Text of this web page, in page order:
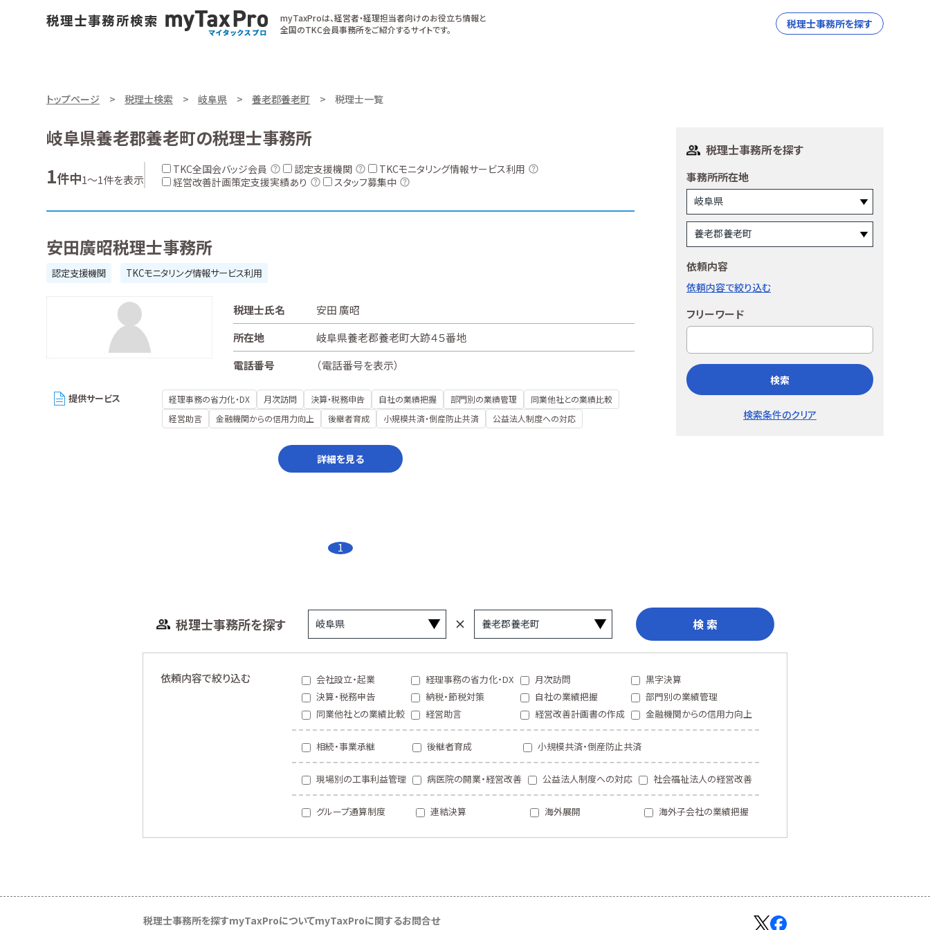
myTaxProは、経営者・経理担当者向けのお役立ち情報と
全国のTKC会員事務所をご紹介するサイトです。
税理士事務所を探す
トップページ 税理士検索 岐阜県 養老郡養老町 税理士一覧
岐阜県養老郡養老町の税理士事務所
1件中1～1件を表示
TKC全国会バッジ会員 認定支援機関
TKCモニタリング情報サービス利用
経営改善計画策定支援実績あり
スタッフ募集中
安田廣昭税理士事務所
認定支援機関 TKCモニタリング情報サービス利用
税理士氏名
安田 廣昭
所在地
岐阜県養老郡養老町大跡４５番地
電話番号
（電話番号を表示）
提供サービス 経理事務の省力化・DX 月次訪問 決算・税務申告 自社の業績把握 部門別の業績管理
同業他社との業績比較
経営助言
金融機関からの信用力向上 後継者育成 小規模共済・倒産防止共済 公益法人制度への対応
詳細を見る
1
税理士事務所を探す
事務所所在地
依頼内容
依頼内容で絞り込む
フリーワード
検索
検索条件のクリア
税理士事務所を探す 検 索
依頼内容で絞り込む 会社設立・起業 経理事務の省力化・DX 月次訪問
黒字決算
決算・税務申告
納税・節税対策 自社の業績把握
部門別の業績管理
同業他社との業績比較
経営助言 経営改善計画書の作成 金融機関からの信用力向上
相続・事業承継 後継者育成 小規模共済・倒産防止共済
現場別の工事利益管理 病医院の開業・経営改善 公益法人制度への対応 社会福祉法人の経営改善
グループ通算制度 連結決算 海外展開 海外子会社の業績把握
税理士事務所を探すmyTaxProについてmyTaxProに関するお問合せ